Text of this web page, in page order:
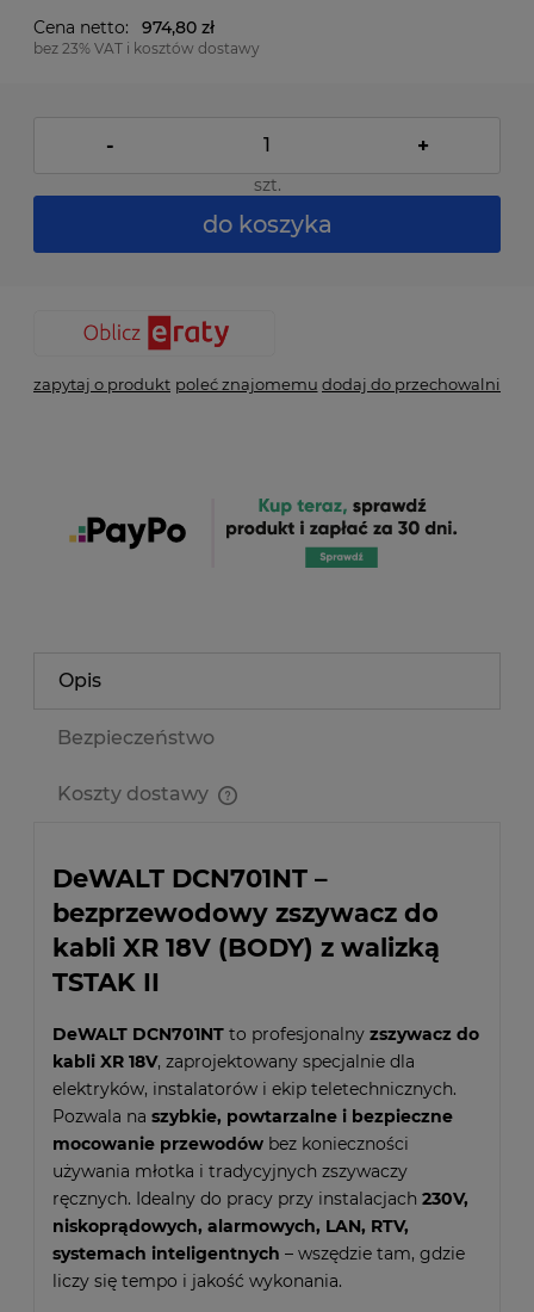
Cena netto: 974,80 zł
bez 23% VAT i kosztów dostawy
- +
szt.
do koszyka
zapytaj o produkt poleć znajomemu dodaj do przechowalni
Opis
Bezpieczeństwo
Koszty dostawy
DeWALT DCN701NT –
bezprzewodowy zszywacz do
kabli XR 18V (BODY) z walizką
TSTAK II
DeWALT DCN701NT to profesjonalny zszywacz do
kabli XR 18V, zaprojektowany specjalnie dla
elektryków, instalatorów i ekip teletechnicznych.
Pozwala na szybkie, powtarzalne i bezpieczne
mocowanie przewodów bez konieczności
używania młotka i tradycyjnych zszywaczy
ręcznych. Idealny do pracy przy instalacjach 230V,
niskoprądowych, alarmowych, LAN, RTV,
systemach inteligentnych – wszędzie tam, gdzie
liczy się tempo i jakość wykonania.